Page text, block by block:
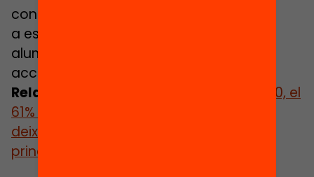
continuïtat educativa després 4t ESO
a estudis postobligatoris (tots aquells
alumnes que després de 4t d’ESO no
accedeixen al batxillerat o els CFGM).
Relacionat
«L’any 2020, el
61% de l’alumnat de 19 anys que havia
deixat els estudis ho havia fet
principalment en acabar 4t d’ESO»